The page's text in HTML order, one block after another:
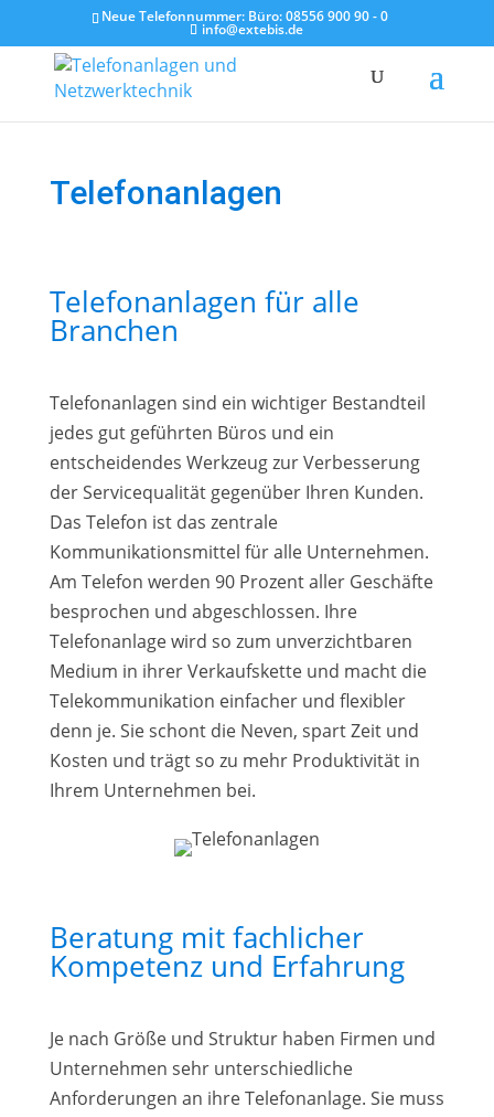
Neue Telefonnummer: Büro:08556 900 90 - 0
info@extebis.de
Telefonanlagen
Telefonanlagen für alle
Branchen
Telefonanlagen sind ein wichtiger Bestandteil
jedes gut geführten Büros und ein
entscheidendes Werkzeug zur Verbesserung
der Servicequalität gegenüber Ihren Kunden.
Das Telefon ist das zentrale
Kommunikationsmittel für alle Unternehmen.
Am Telefon werden 90 Prozent aller Geschäfte
besprochen und abgeschlossen. Ihre
Telefonanlage wird so zum unverzichtbaren
Medium in ihrer Verkaufskette und macht die
Telekommunikation einfacher und flexibler
denn je. Sie schont die Neven, spart Zeit und
Kosten und trägt so zu mehr Produktivität in
Ihrem Unternehmen bei.
Beratung mit fachlicher
Kompetenz und Erfahrung
Je nach Größe und Struktur haben Firmen und
Unternehmen sehr unterschiedliche
Anforderungen an ihre Telefonanlage. Sie muss